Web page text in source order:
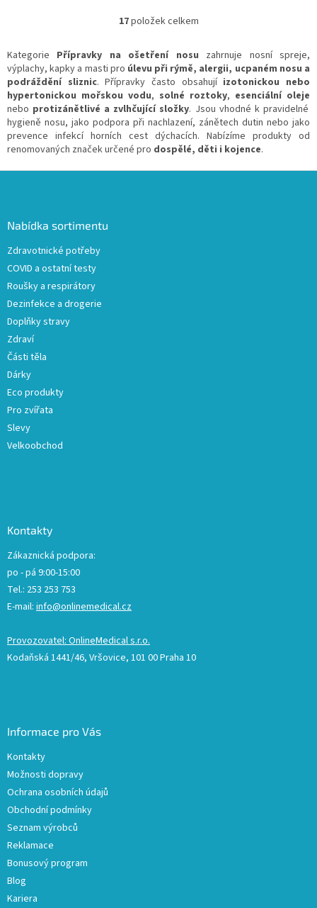
O
l
á
d
a
c
í
p
r
k
17položek celkem
Kategorie Přípravky na ošetření nosu zahrnuje nosní spreje,
výplachy, kapky a masti pro úlevu při rýmě, alergii, ucpaném nosu a
podráždění sliznic. Přípravky často obsahují izotonickou nebo
hypertonickou mořskou vodu, solné roztoky, esenciální oleje
nebo protizánětlivé a zvlhčující složky. Jsou vhodné k pravidelné
hygieně nosu, jako podpora při nachlazení, zánětech dutin nebo jako
prevence infekcí horních cest dýchacích. Nabízíme produkty od
renomovaných značek určené pro dospělé, děti i kojence.
Nabídka sortimentu
Zdravotnické potřeby
COVID a ostatní testy
Roušky a respirátory
Dezinfekce a drogerie
Doplňky stravy
Zdraví
Části těla
Dárky
Eco produkty
Pro zvířata
Slevy
Velkoobchod
Kontakty
Zákaznická podpora:
po - pá 9:00-15:00
Tel.: 253 253 753
E-mail: info@onlinemedical.cz
Provozovatel: OnlineMedical s.r.o.
Kodaňská 1441/46, Vršovice, 101 00 Praha 10
Informace pro Vás
Kontakty
Možnosti dopravy
Ochrana osobních údajů
Obchodní podmínky
Seznam výrobců
Reklamace
Bonusový program
Blog
Kariera